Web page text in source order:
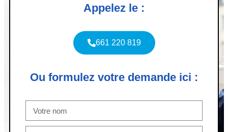
Appelez le :
661 220 819
Ou formulez votre demande ici :